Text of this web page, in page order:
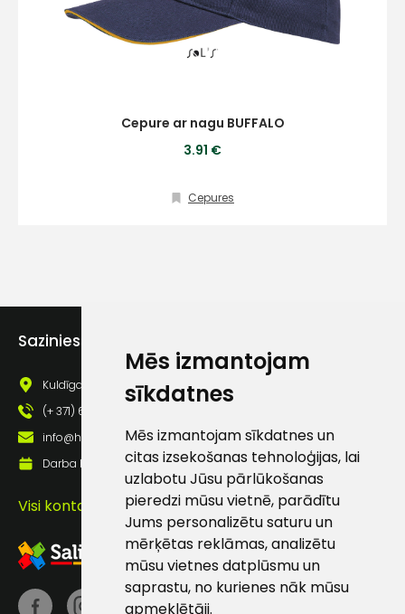
Mēs izmantojam
sīkdatnes
Mēs izmantojam sīkdatnes un
citas izsekošanas tehnoloģijas, lai
uzlabotu Jūsu pārlūkošanas
pieredzi mūsu vietnē, parādītu
Jums personalizētu saturu un
mērķētas reklāmas, analizētu
mūsu vietnes datplūsmu un
saprastu, no kurienes nāk mūsu
apmeklētāji.
Cepure ar nagu BUFFALO
3.91 €
Cepures
Sazinies ar mums
Kuldīgas iela 69a, Saldus, Saldus nov., LV - 3801
(+ 371) 63 881 186
info@hards.lv
Darba laiks: Darbadienās: 8:00 - 17:00
Visi kontakti
Ziņojums
Sūtīt ziņojumu
atbalsts
Darbdienās:
8:00 – 17:00
(+371) 63 881
186